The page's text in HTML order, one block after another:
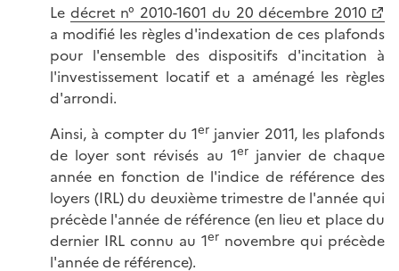
Le décret n° 2010-1601 du 20 décembre 2010
a modifié les règles d'indexation de ces plafonds
pour l'ensemble des dispositifs d'incitation à
l'investissement locatif et a aménagé les règles
d'arrondi.
Ainsi, à compter du 1er janvier 2011, les plafonds
de loyer sont révisés au 1erjanvier de chaque
année en fonction de l'indice de référence des
loyers (IRL) du deuxième trimestre de l'année qui
précède l'année de référence (en lieu et place du
dernier IRL connu au 1er novembre qui précède
l'année de référence).